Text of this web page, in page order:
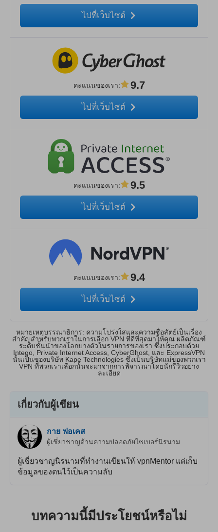
ไปที่เว็บไซต์
คะแนนของเรา: 9.7
ไปที่เว็บไซต์
คะแนนของเรา: 9.5
ไปที่เว็บไซต์
คะแนนของเรา: 9.4
ไปที่เว็บไซต์
หมายเหตุบรรณาธิการ: ความโปร่งใสและความซื่อสัตย์เป็นเรื่อง
สำคัญสำหรับพวกเราในการเลือก VPN ที่ดีที่สุดมาให้คุณ ผลิตภัณฑ์
ระดับชั้นนำของโลกบางตัวในรายการของเรา ซึ่งประกอบด้วย
Intego, Private Internet Access, CyberGhost, และ ExpressVPN
นั้นเป็นของบริษัท Kape Technologies ซึ่งเป็นบริษัทแม่ของพวกเรา
VPN ที่พวกเราเลือกนั้นจะมาจากการพิจารณาโดยนักรีวิวอย่าง
ละเอียด
เกี่ยวกับผู้เขียน
กาย ฟอเคส
ผู้เชี่ยวชาญด้านความปลอดภัยไซเบอร์นิรนาม
ผู้เชี่ยวชาญนิรนามที่ทำงานเขียนให้ vpnMentor แต่เก็บ
ข้อมูลของตนไว้เป็นความลับ
บทความนี้มีประโยชน์หรือไม่